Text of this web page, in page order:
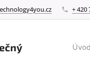
+ 420
Úvod